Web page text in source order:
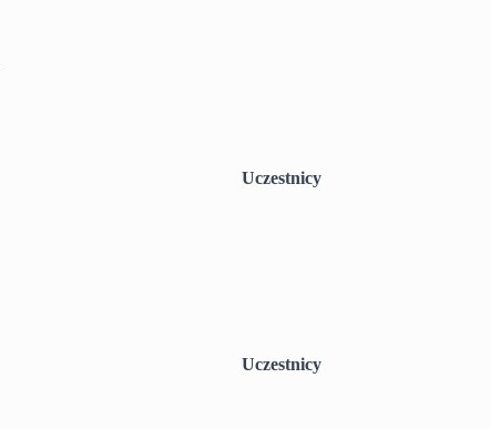
Uczestnicy
Uczestnicy